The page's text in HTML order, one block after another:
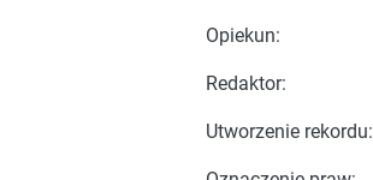
Opiekun:
Redaktor:
Utworzenie rekordu: